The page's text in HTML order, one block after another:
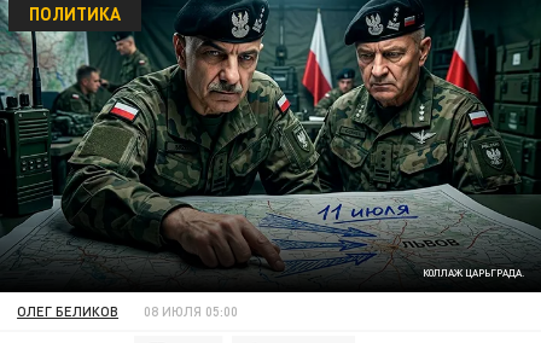
КОЛЛАЖ ЦАРЬГРАДА.
ПОЛИТИКА
ОЛЕГ БЕЛИКОВ 08 ИЮЛЯ 05:00